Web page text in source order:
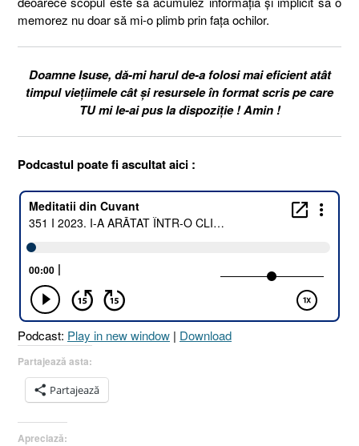
memorez nu doar să mi-o plimb prin fața ochilor.
Doamne Isuse, dă-mi harul de-a folosi mai eficient atât
timpul viețiimele cât și resursele în format scris pe care
TU mi le-ai pus la dispoziție ! Amin !
Podcastul poate fi ascultat aici :
Podcast: Play in new window | Download
Partajează asta:
Partajează
Apreciază: